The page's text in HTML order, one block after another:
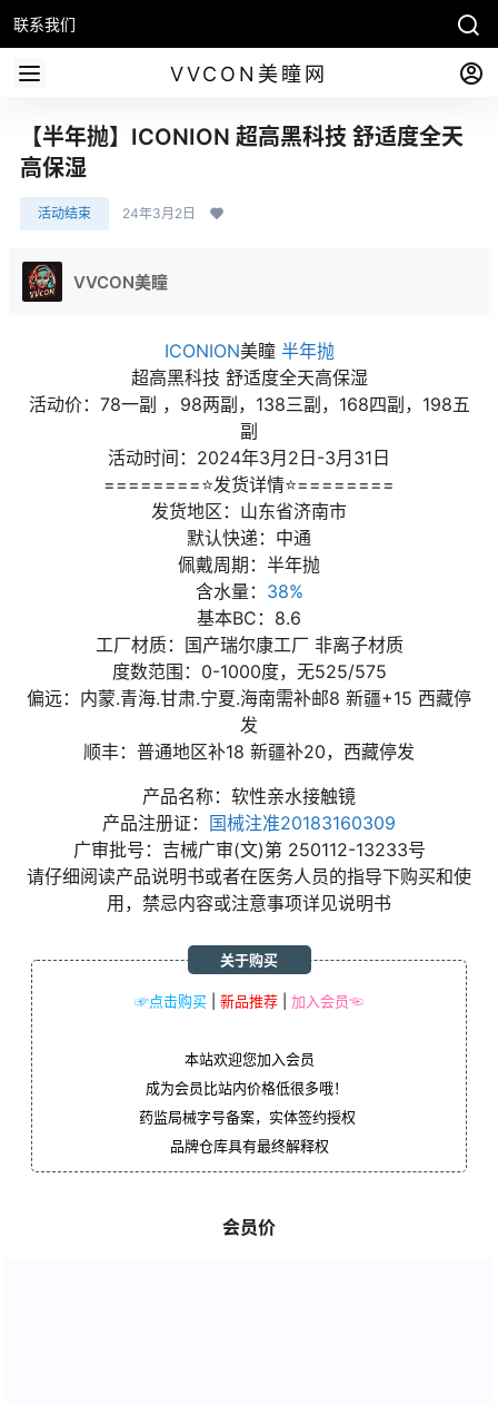
联系我们
VVCON美瞳网
【半年抛】ICONION 超高黑科技 舒适度全天
高保湿
活动结束 24年3月2日
VVCON美瞳
ICONION美瞳 半年抛
超高黑科技 舒适度全天高保湿
活动价：78一副 ，98两副，138三副，168四副，198五
副
活动时间：2024年3月2日-3月31日
========⭐发货详情⭐========
发货地区：山东省济南市
默认快递：中通
佩戴周期：半年抛
含水量： 38%
基本BC：8.6
工厂材质：国产瑞尔康工厂 非离子材质
度数范围：0-1000度，无525/575
偏远：内蒙.青海.甘肃.宁夏.海南需补邮8 新疆+15 西藏停
发
顺丰：普通地区补18 新疆补20，西藏停发
产品名称：软性亲水接触镜
产品注册证： 国械注准20183160309
广审批号：吉械广审(文)第 250112-13233号
请仔细阅读产品说明书或者在医务人员的指导下购买和使
用，禁忌内容或注意事项详见说明书
☞点击购买 新品推荐 加入会员☜
关于购买
本站欢迎您加入会员
成为会员比站内价格低很多哦！
药监局械字号备案，实体签约授权
品牌仓库具有最终解释权
会员价